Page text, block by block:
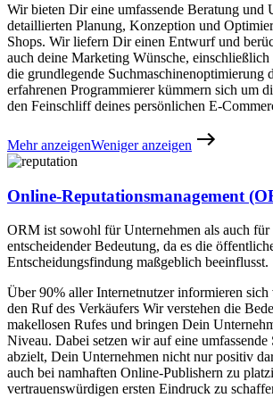
Wir bieten Dir eine umfassende Beratung und
detaillierten Planung, Konzeption und
Shops. Wir liefern Dir einen Entwurf und
auch deine Marketing Wünsche, einschließlich
die grundlegende Suchmaschinenoptimierung
erfahrenen Programmierer kümmern sich um
den Feinschliff deines persönlichen E-
Mehr anzeigenWeniger anzeigen
Online-Reputationsmanagement
ORM ist sowohl für Unternehmen als auch für
entscheidender Bedeutung, da es die
Entscheidungsfindung maßgeblich beeinflusst.
Über 90% aller Internetnutzer informieren
den Ruf des Verkäufers Wir verstehen die
makellosen Rufes und bringen Dein
Niveau. Dabei setzen wir auf eine umfassende
abzielt, Dein Unternehmen nicht nur positiv
auch bei namhaften Online-Publishern zu
vertrauenswürdigen ersten Eindruck zu